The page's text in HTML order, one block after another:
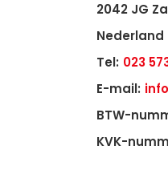
2042 JG
Nederland
Tel: 023
E-mail:
BTW-
KVK-